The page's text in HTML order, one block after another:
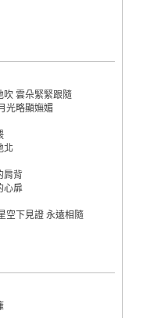
吹 雲朵緊緊跟隨
光略顯嫵媚
北
肩背
心扉
空下見證 永遠相隨